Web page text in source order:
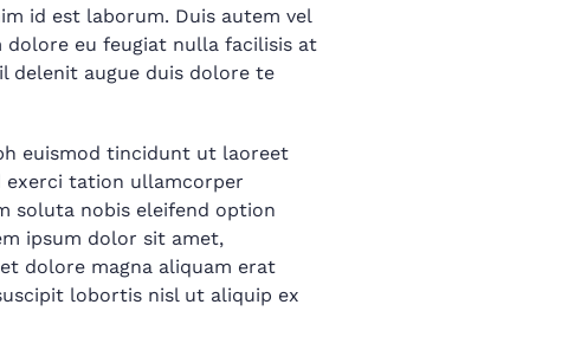
id est laborum. Duis autem vel
eu feugiat nulla facilisis at
delenit augue duis dolore te
euismod tincidunt ut laoreet
exerci tation ullamcorper
soluta nobis eleifend option
ipsum dolor sit amet,
dolore magna aliquam erat
lobortis nisl ut aliquip ex